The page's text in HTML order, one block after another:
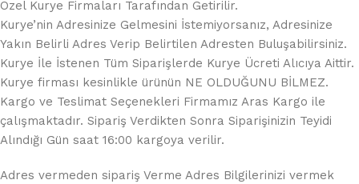
Özel Kurye Firmaları Tarafından Getirilir.
Kurye’nin Adresinize Gelmesini İstemiyorsanız, Adresinize
Yakın Belirli Adres Verip Belirtilen Adresten Buluşabilirsiniz.
Kurye İle İstenen Tüm Siparişlerde Kurye Ücreti Alıcıya Aittir.
Kurye firması kesinlikle ürünün NE OLDUĞUNU BİLMEZ.
Kargo ve Teslimat Seçenekleri Firmamız Aras Kargo ile
çalışmaktadır. Sipariş Verdikten Sonra Siparişinizin Teyidi
Alındığı Gün saat 16:00 kargoya verilir.
Adres vermeden sipariş Verme Adres Bilgilerinizi vermek